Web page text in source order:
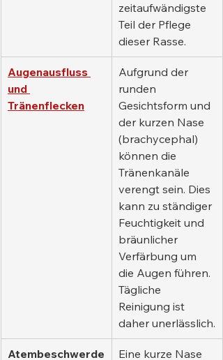
zeitaufwändigste
Teil der Pflege
dieser Rasse.
Augenausfluss
und
Tränenflecken
Aufgrund der
runden
Gesichtsform und
der kurzen Nase
(brachycephal)
können die
Tränenkanäle
verengt sein. Dies
kann zu ständiger
Feuchtigkeit und
bräunlicher
Verfärbung um
die Augen führen.
Tägliche
Reinigung ist
daher unerlässlich.
Atembeschwerde Eine kurze Nase